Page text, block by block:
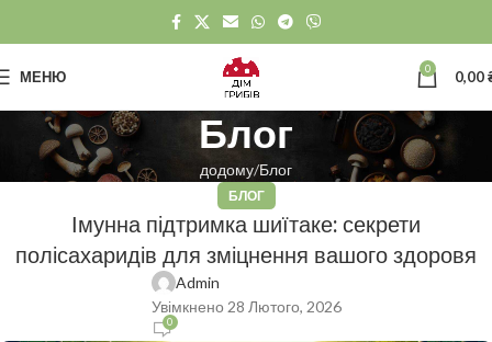
МЕНЮ 0 0,00
Блог
додому Блог
БЛОГ
Імунна підтримка шиїтаке: секрети
полісахаридів для зміцнення вашого здоровя
Admin
Увімкнено 28 Лютого, 2026
0